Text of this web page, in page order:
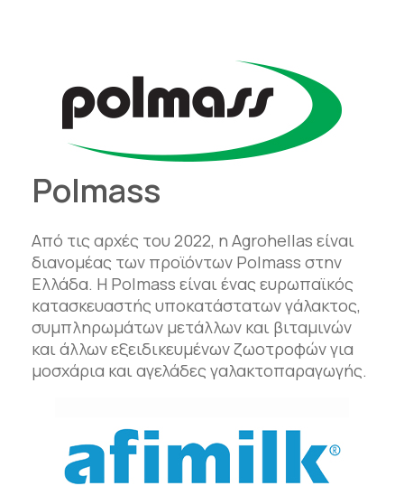
Polmass
Από τις αρχές του 2022, η Agrohellas είναι
διανομέας των προϊόντων Polmass στην
Ελλάδα. Η Polmass είναι ένας ευρωπαϊκός
κατασκευαστής υποκατάστατων γάλακτος,
συμπληρωμάτων μετάλλων και βιταμινών
και άλλων εξειδικευμένων ζωοτροφών για
μοσχάρια και αγελάδες γαλακτοπαραγωγής.